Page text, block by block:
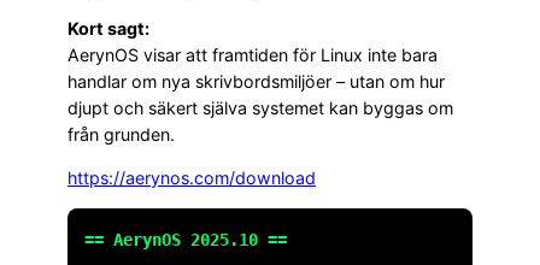
Kort sagt:
AerynOS visar att framtiden för Linux inte bara
handlar om nya skrivbordsmiljöer – utan om hur
djupt och säkert själva systemet kan byggas om
från grunden.
https://aerynos.com/download
== AerynOS 2025.10 ==